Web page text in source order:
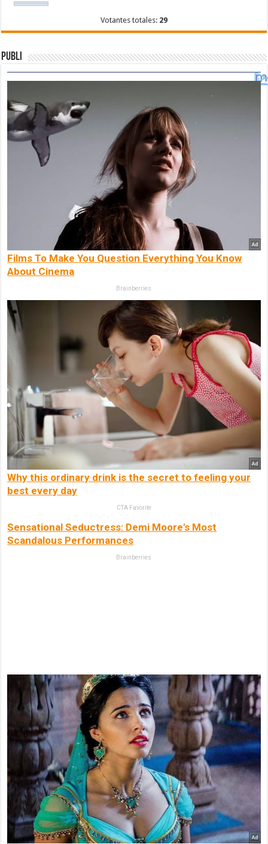
Votantes totales: 29
Publi
Films To Make You Question Everything You Know
About Cinema
Brainberries
Why this ordinary drink is the secret to feeling your
best every day
CTA Favorite
Sensational Seductress: Demi Moore's Most
Scandalous Performances
Brainberries